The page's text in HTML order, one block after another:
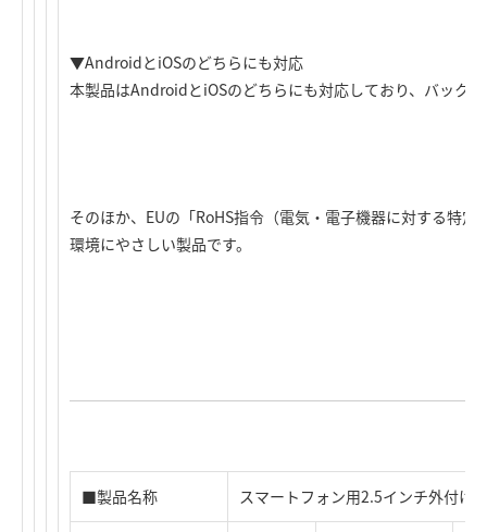
▼AndroidとiOSのどちらにも対応
本製品はAndroidとiOSのどちらにも対応しており、バック
そのほか、EUの「RoHS指令（電気・電子機器に対する特
環境にやさしい製品です。
■製品名称 スマートフォン用2.5インチ外付け